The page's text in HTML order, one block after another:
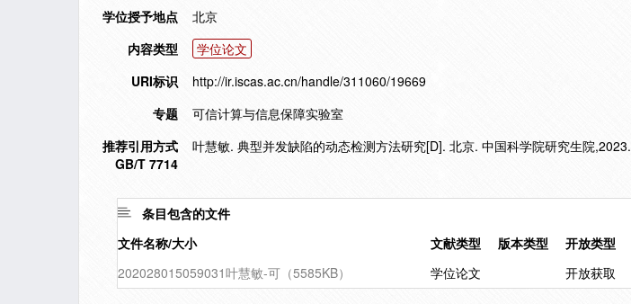
学位授予地点
北京
内容类型
学位论文
URI标识
http://ir.iscas.ac.cn/handle/311060/19669
专题
可信计算与信息保障实验室
推荐引用方式
GB/T 7714
叶慧敏. 典型并发缺陷的动态检测方法研究[D]. 北京. 中国科学院研究生院,2023.
条目包含的文件
文件名称/大小
文献类型 版本类型 开放类型
202028015059031叶慧敏-可（5585KB）
学位论文 开放获取